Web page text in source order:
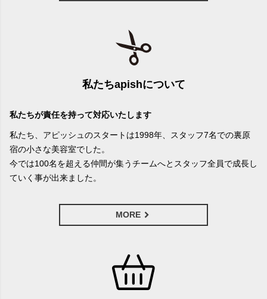
私たちapishについて
私たちが責任を持って対応いたします
私たち、アピッシュのスタートは1998年、スタッフ7名での裏原
宿の小さな美容室でした。
今では100名を超える仲間が集うチームへとスタッフ全員で成長し
ていく事が出来ました。
MORE